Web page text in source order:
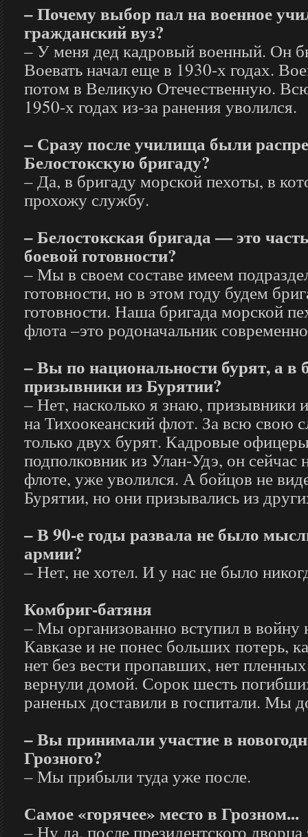
– Почему выбор пал на военное
гражданский вуз?
– У меня дед кадровый военный. Он
Воевать начал еще в 1930-х годах.
потом в Великую Отечественную.
1950-х годах из-за ранения уволился.
– Сразу после училища были
Белостокскую бригаду?
– Да, в бригаду морской пехоты, в
прохожу службу.
– Белостокская бригада — это
боевой готовности?
– Мы в своем составе имеем
готовности, но в этом году будем
готовности. Наша бригада морской
флота –это родоначальник
– Вы по национальности бурят, а в
призывники из Бурятии?
– Нет, насколько я знаю, призывники
на Тихоокеанский флот. За всю свою
только двух бурят. Кадровые
подполковник из Улан-Удэ, он сейчас
флоте, уже уволился. А бойцов не
Бурятии, но они призывались из
– В 90-е годы развала не было
армии?
– Нет, не хотел. И у нас не было
Комбриг-батяня
– Мы организованно вступил в войну
Кавказе и не понес больших потерь,
нет без вести пропавших, нет
вернули домой. Сорок шесть
раненых доставили в госпитали. Мы
– Вы принимали участие в
Грозного?
– Мы прибыли туда уже после.
Самое «горячее» место в Грозном...
– Ну да, после президентского